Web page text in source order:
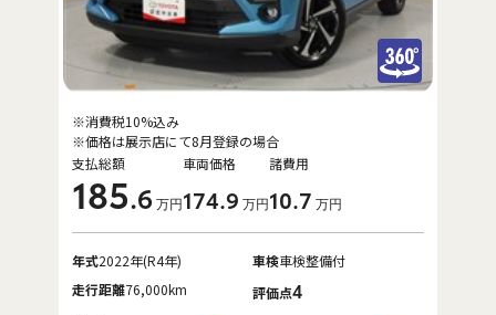
支払総額
185.6 万円
車両価格
174.9 万円
諸費用
10.7 万円
※消費税10%込み
※価格は展示店にて8月登録の場合
年式2022年(R4年) 車検車検整備付
走行距離76,000km 評価点4